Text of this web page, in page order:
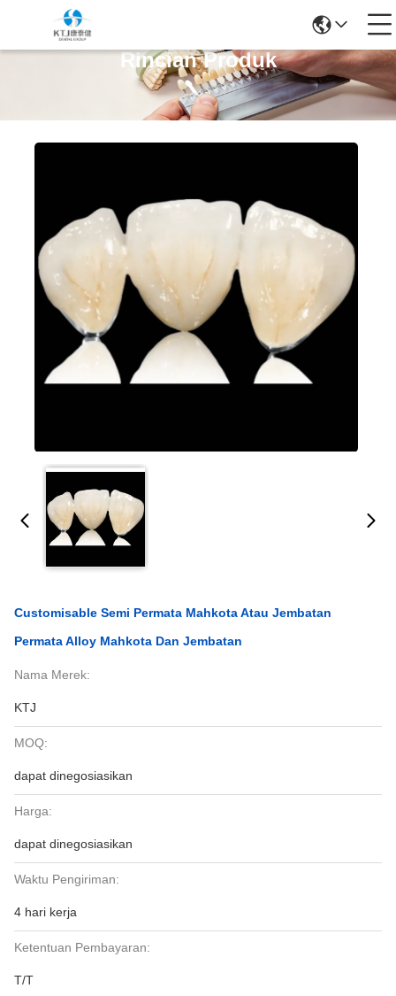
Rincian Produk
Customisable Semi Permata Mahkota Atau Jembatan
Permata Alloy Mahkota Dan Jembatan
Nama Merek:
KTJ
MOQ:
dapat dinegosiasikan
Harga:
dapat dinegosiasikan
Waktu Pengiriman:
4 hari kerja
Ketentuan Pembayaran:
T/T